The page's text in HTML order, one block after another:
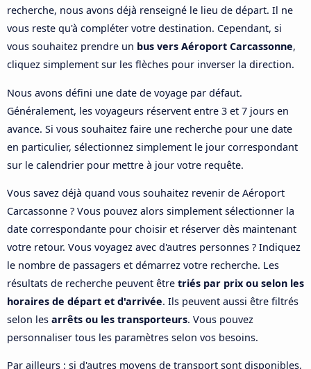
recherche, nous avons déjà renseigné le lieu de départ. Il ne
vous reste qu'à compléter votre destination. Cependant, si
vous souhaitez prendre un bus vers Aéroport Carcassonne,
cliquez simplement sur les flèches pour inverser la direction.
Nous avons défini une date de voyage par défaut.
Généralement, les voyageurs réservent entre 3 et 7 jours en
avance. Si vous souhaitez faire une recherche pour une date
en particulier, sélectionnez simplement le jour correspondant
sur le calendrier pour mettre à jour votre requête.
Vous savez déjà quand vous souhaitez revenir de Aéroport
Carcassonne ? Vous pouvez alors simplement sélectionner la
date correspondante pour choisir et réserver dès maintenant
votre retour. Vous voyagez avec d'autres personnes ? Indiquez
le nombre de passagers et démarrez votre recherche. Les
résultats de recherche peuvent être triés par prix ou selon les
horaires de départ et d'arrivée. Ils peuvent aussi être filtrés
selon les arrêts ou les transporteurs. Vous pouvez
personnaliser tous les paramètres selon vos besoins.
Par ailleurs : si d'autres moyens de transport sont disponibles,